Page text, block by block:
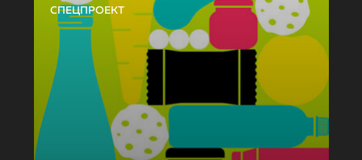
СПЕЦПРОЕКТ